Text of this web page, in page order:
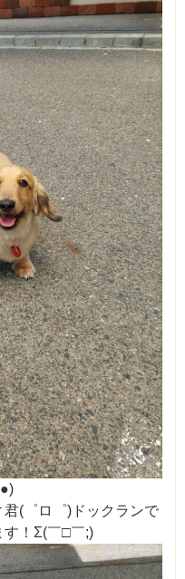
(゜ロ゜)ドックランで
す！Σ(￣□￣;)